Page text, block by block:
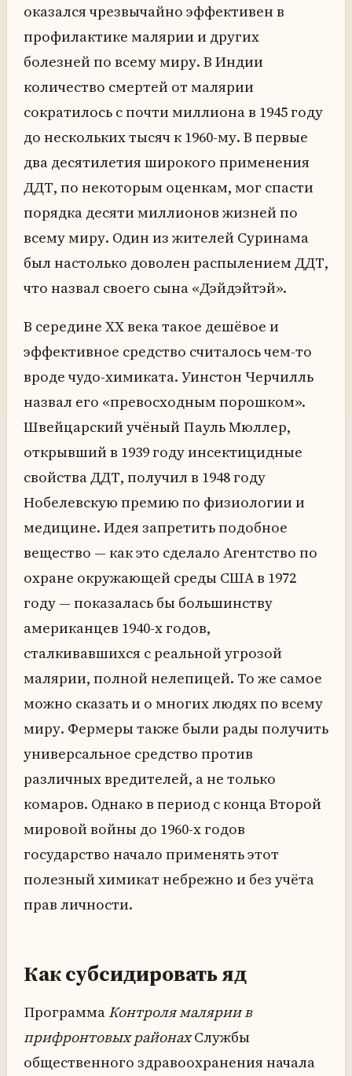
оказался чрезвычайно эффективен в
профилактике малярии и других
болезней по всему миру. В Индии
количество смертей от малярии
сократилось с почти миллиона в 1945 году
до нескольких тысяч к 1960-му. В первые
два десятилетия широкого применения
ДДТ, по некоторым оценкам, мог спасти
порядка десяти миллионов жизней по
всему миру. Один из жителей Суринама
был настолько доволен распылением ДДТ,
что назвал своего сына «Дэйдэйтэй».
В середине XX века такое дешёвое и
эффективное средство считалось чем-то
вроде чудо-химиката. Уинстон Черчилль
назвал его «превосходным порошком».
Швейцарский учёный Пауль Мюллер,
открывший в 1939 году инсектицидные
свойства ДДТ, получил в 1948 году
Нобелевскую премию по физиологии и
медицине. Идея запретить подобное
вещество — как это сделало Агентство по
охране окружающей среды США в 1972
году — показалась бы большинству
американцев 1940-х годов,
сталкивавшихся с реальной угрозой
малярии, полной нелепицей. То же самое
можно сказать и о многих людях по всему
миру. Фермеры также были рады получить
универсальное средство против
различных вредителей, а не только
комаров. Однако в период с конца Второй
мировой войны до 1960-х годов
государство начало применять этот
полезный химикат небрежно и без учёта
прав личности.
Как субсидировать яд
Программа Контроля малярии в
прифронтовых районахСлужбы
общественного здравоохранения начала